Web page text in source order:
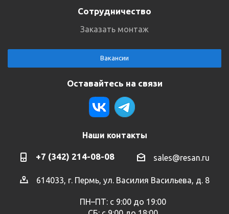
Сотрудничество
Заказать монтаж
Вакансии
Оставайтесь на связи
Наши контакты
+7 (342) 214-08-08 sales@resan.ru
614033, г. Пермь, ул. Василия Васильева, д. 8
ПН–ПТ: с 9:00 до 19:00